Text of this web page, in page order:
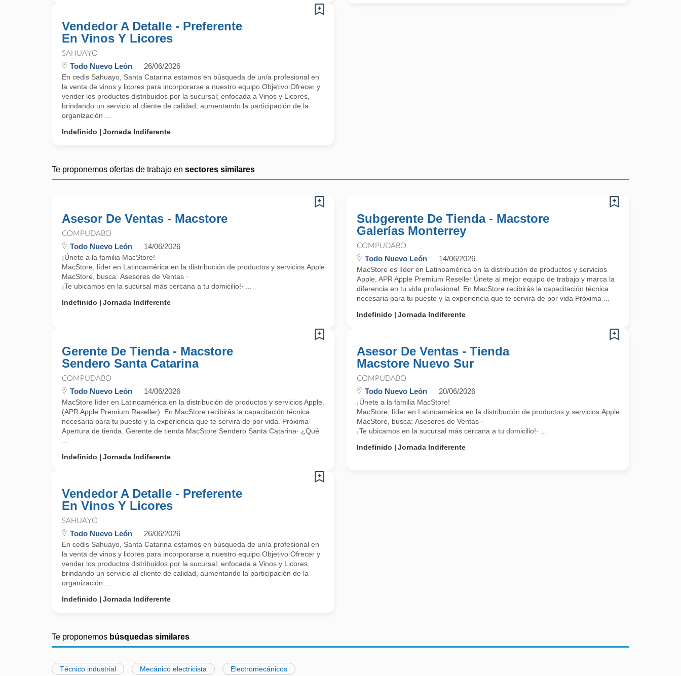
Vendedor A Detalle - Preferente
En Vinos Y Licores
SAHUAYO
Todo Nuevo León 26/06/2026
En cedis Sahuayo, Santa Catarina estamos en búsqueda de un/a profesional en
la venta de vinos y licores para incorporarse a nuestro equipo.Objetivo:Ofrecer y
vender los productos distribuidos por la sucursal; enfocada a Vinos y Licores,
brindando un servicio al cliente de calidad, aumentando la participación de la
organización ...
Indefinido
Jornada Indiferente
Te proponemos ofertas de trabajo en sectores similares
Asesor De Ventas - Macstore
COMPUDABO
Todo Nuevo León 14/06/2026
¡Únete a la familia MacStore!
MacStore, líder en Latinoamérica en la distribución de productos y servicios Apple (Apple Premium Reseller APR), te invita a formar parte del mejor equipo de trabajo.
MacStore, busca: Asesores de Ventas ·
¡Te ubicamos en la sucursal más cercana a tu domicilio!· ...
Indefinido
Jornada Indiferente
Subgerente De Tienda - Macstore
Galerías Monterrey
COMPUDABO
Todo Nuevo León 14/06/2026
MacStore es líder en Latinoamérica en la distribución de productos y servicios
Apple. APR Apple Premium Reseller Únete al mejor equipo de trabajo y marca la
diferencia en tu vida profesional. En MacStore recibirás la capacitación técnica
necesaria para tu puesto y la experiencia que te servirá de por vida Próxima ...
Indefinido
Jornada Indiferente
Gerente De Tienda - Macstore
Sendero Santa Catarina
COMPUDABO
Todo Nuevo León 14/06/2026
MacStore líder en Latinoamérica en la distribución de productos y servicios Apple.
(APR Apple Premium Reseller). En MacStore recibirás la capacitación técnica
necesaria para tu puesto y la experiencia que te servirá de por vida. Próxima
Apertura de tienda. Gerente de tienda MacStore Sendero Santa Catarina· ¿Qué
Indefinido
Jornada Indiferente
Asesor De Ventas - Tienda
Macstore Nuevo Sur
COMPUDABO
Todo Nuevo León 20/06/2026
¡Únete a la familia MacStore!
MacStore, líder en Latinoamérica en la distribución de productos y servicios Apple (Apple
MacStore, busca: Asesores de Ventas ·
¡Te ubicamos en la sucursal más cercana a tu domicilio!· ...
Indefinido
Jornada Indiferente
Vendedor A Detalle - Preferente
En Vinos Y Licores
SAHUAYO
Todo Nuevo León 26/06/2026
En cedis Sahuayo, Santa Catarina estamos en búsqueda de un/a profesional en
la venta de vinos y licores para incorporarse a nuestro equipo.Objetivo:Ofrecer y
vender los productos distribuidos por la sucursal; enfocada a Vinos y Licores,
brindando un servicio al cliente de calidad, aumentando la participación de la
organización ...
Indefinido
Jornada Indiferente
Te proponemos búsquedas similares
Técnico industrial Mecánico electricista Electromecánicos